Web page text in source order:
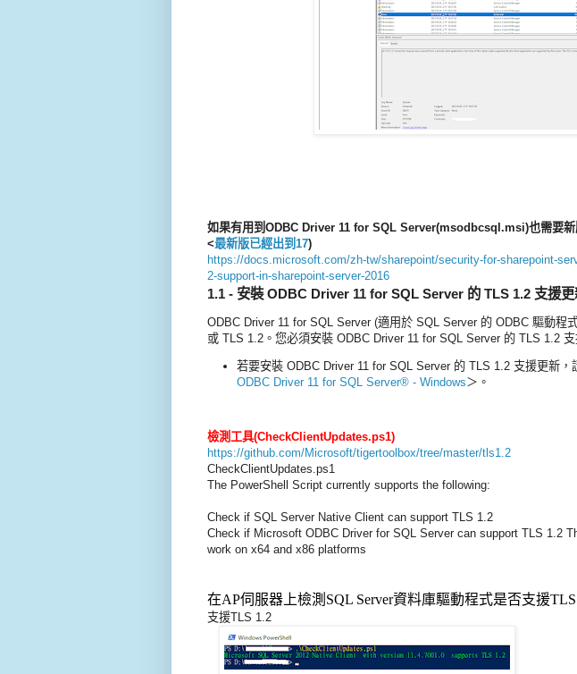
如果有用到ODBC Driver 11 for SQL Server(msodbcsql.msi)也需要
<最新版已經出到17)
https://docs.microsoft.com/zh-tw/sharepoint/security-for-sharepoint-
2-support-in-sharepoint-server-2016
1.1 - 安裝 ODBC Driver 11 for SQL Server 的 TLS 1.2 支援更
ODBC Driver 11 for SQL Server (適用於 SQL Server 的 ODBC 驅動程
或 TLS 1.2。您必須安裝 ODBC Driver 11 for SQL Server 的 TLS 1.2 支
若要安裝 ODBC Driver 11 for SQL Server 的 TLS 1.2 支援更新，
ODBC Driver 11 for SQL Server® - Windows＞。
檢測工具(CheckClientUpdates.ps1)
https://github.com/Microsoft/tigertoolbox/tree/master/tls1.2
CheckClientUpdates.ps1
The PowerShell Script currently supports the following:
Check if SQL Server Native Client can support TLS 1.2
Check if Microsoft ODBC Driver for SQL Server can support TLS 1.2
work on x64 and x86 platforms
在AP伺服器上檢測SQL Server資料庫驅動程式是否支援TLS
支援TLS 1.2